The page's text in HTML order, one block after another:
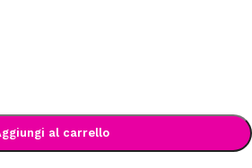
al carrello